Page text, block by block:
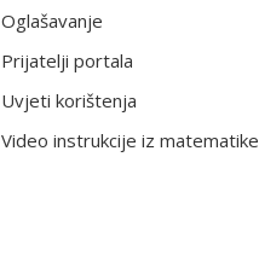
Oglašavanje
Prijatelji portala
Uvjeti korištenja
Video instrukcije iz matematike